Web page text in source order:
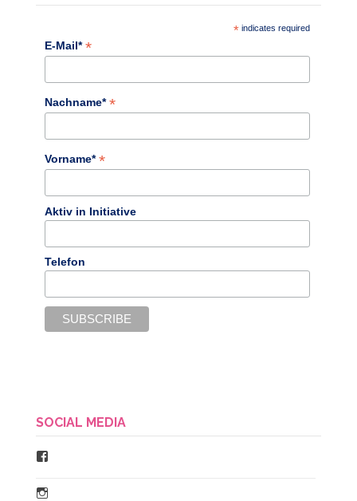
* indicates required
E-Mail**
Nachname**
Vorname**
Aktiv in Initiative
Telefon
SOCIAL MEDIA
Facebook
Instagram